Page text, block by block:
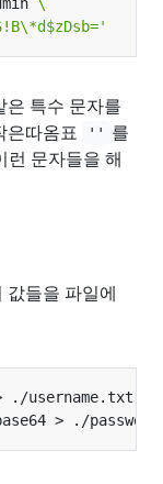
은 특수 문자를
은따옴표
''
를
런 문자들을 해
들을 파일에